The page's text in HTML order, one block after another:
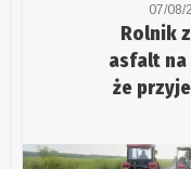
07/08/
Rolnik
asfalt na
że